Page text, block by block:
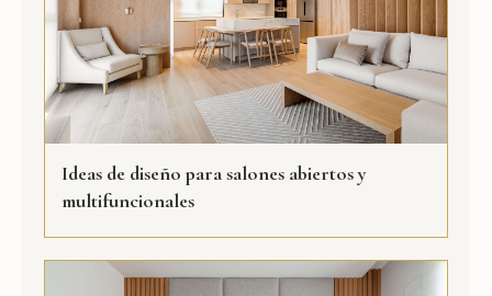
Ideas de diseño para salones abiertos y
multifuncionales